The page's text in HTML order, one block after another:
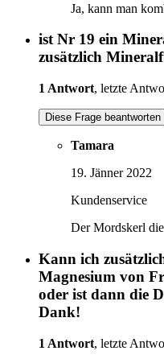
Ja, kann man
ist Nr 19 ein
zusätzlich
1 Antwort, letzte
Diese Frage beantworten
Tamara
19. Jänner 2022
Kundenservice
Der Mordskerl
Kann ich
Magnesium von
oder ist dann die
Dank!
1 Antwort, letzte